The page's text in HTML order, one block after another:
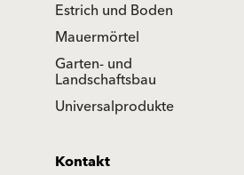
Estrich und Boden
Mauermörtel
Garten- und
Landschaftsbau
Universalprodukte
Kontakt